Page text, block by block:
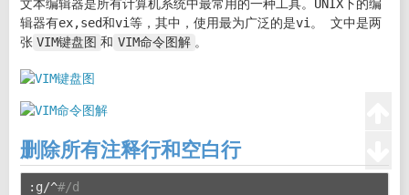
文本编辑器是所有计算机系统中最常用的一种工具。UNIX下的编
辑器有ex,sed和vi等，其中，使用最为广泛的是vi。 文中是两
张 VIM键盘图 和 VIM命令图解 。
删除所有注释行和空白行
:g/^#/d